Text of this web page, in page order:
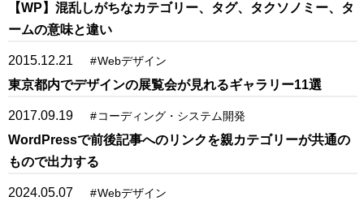
【WP】混乱しがちなカテゴリー、タグ、タクソノミー、タ
ームの意味と違い
2015.12.21 #Webデザイン
東京都内でデザインの展覧会が見れるギャラリー11選
2017.09.19 #コーディング・システム開発
WordPressで前後記事へのリンクを親カテゴリーが共通の
もので出力する
2024.05.07 #Webデザイン